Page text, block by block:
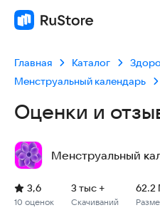
Главная Каталог
Менструальный календарь
Оценки и
Менструальный
Рейтинг: 3,6, 10
Скачиваний: 3 тыс +
Размер файла: 62.2
Возрастное
10 оценок
3,6
Скачиваний
3 тыс + 62.2